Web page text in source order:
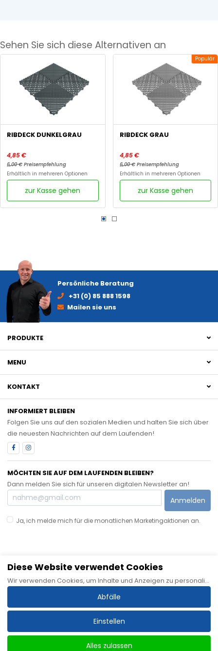
Sehen Sie sich diese Alternativen an
RIBDECK DUNKELGRAU
4,85 €
6,00 € Preisempfehlung
Erhältlich in mehreren Optionen
zur Kasse gehen
Populär
RIBDECK GRAU
4,85 €
6,00 €Preisempfehlung
Erhältlich in mehreren Optionen
zur Kasse gehen
Persönliche Beratung
+31 (0) 85 888 1598
Mailen sie uns
PRODUKTE
MENU
KONTAKT
INFORMIERT BLEIBEN
Folgen Sie uns auf den sozialen Medien und halten Sie sich über
die neuesten Nachrichten auf dem Laufenden!
MÖCHTEN SIE AUF DEM LAUFENDEN BLEIBEN?
Dann melden Sie sich für unseren digitalen Newsletter an!
Anmelden
Ja, ich melde mich für die monatlichen Marketingaktionen an.
Haftungsausschluss
Impressum Cookie-Richtlinie
Diese Website verwendet Cookies
Wir verwenden Cookies, um Inhalte und Anzeigen zu personalisieren, Funktionen für soziale Medien bereitzustellen und unseren Datenverkehr zu analysieren. Wir geben auch Informationen über Ihre Nutzung unserer Website an unsere Partner für soziale Medien, Werbung und Analysen weiter, die diese mit anderen Informationen kombinieren können, die Sie ihnen zur Verfügung gestellt oder durch Ihre Nutzung ihrer Dienste gesammelt haben.
Abfälle
Einstellen
Alles zulassen